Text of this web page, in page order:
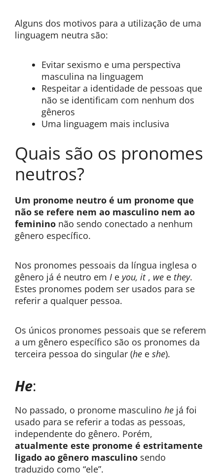
Alguns dos motivos para a utilização de uma
linguagem neutra são:
Evitar sexismo e uma perspectiva
masculina na linguagem
Respeitar a identidade de pessoas que
não se identificam com nenhum dos
gêneros
Uma linguagem mais inclusiva
Quais são os pronomes
neutros?
Um pronome neutro é um pronome que
não se refere nem ao masculino nem ao
feminino não sendo conectado a nenhum
gênero específico.
Nos pronomes pessoais da língua inglesa o
gênero já é neutro em I e you, it, we e they.
Estes pronomes podem ser usados para se
referir a qualquer pessoa.
Os únicos pronomes pessoais que se referem
a um gênero específico são os pronomes da
terceira pessoa do singular (he e she).
He:
No passado, o pronome masculino he já foi
usado para se referir a todas as pessoas,
independente do gênero. Porém,
atualmente este pronome é estritamente
ligado ao gênero masculino sendo
traduzido como “ele”.